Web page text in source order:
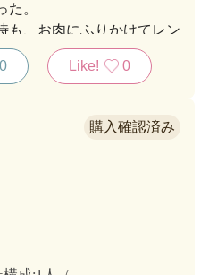
。
も、お肉にふりかけてレン
宝しています。
0 Like! 0